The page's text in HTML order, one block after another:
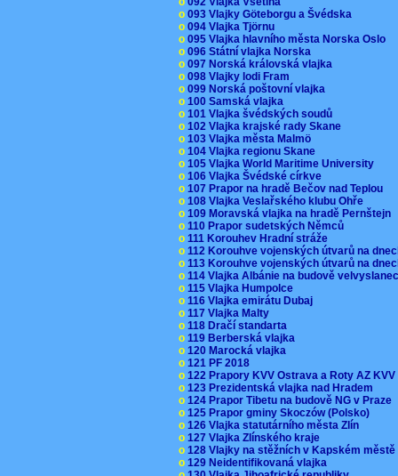
o 093 Vlajky Göteborgu a Švédska
o 094 Vlajka Tjörnu
o 095 Vlajka hlavního města Norska Oslo
o 096 Státní vlajka Norska
o 097 Norská královská vlajka
o 098 Vlajky lodi Fram
o 099 Norská poštovní vlajka
o 100 Samská vlajka
o 101 Vlajka švédských soudů
o 102 Vlajka krajské rady Skane
o 103 Vlajka města Malmö
o 104 Vlajka regionu Skane
o 105 Vlajka World Maritime University
o 106 Vlajka Švédské církve
o 107 Prapor na hradě Bečov nad Teplou
o 108 Vlajka Veslařského klubu Ohře
o 109 Moravská vlajka na hradě Pernštejn
o 110 Prapor sudetských Němců
o 111 Korouhev Hradní stráže
o 112 Korouhve vojenských útvarů na
o 113 Korouhve vojenských útvarů na
o 114 Vlajka Albánie na budově
o 115 Vlajka Humpolce
o 116 Vlajka emirátu Dubaj
o 117 Vlajka Malty
o 118 Dračí standarta
o 119 Berberská vlajka
o 120 Marocká vlajka
o 121 PF 2018
o 122 Prapory KVV Ostrava a Roty AZ
o 123 Prezidentská vlajka nad Hradem
o 124 Prapor Tibetu na budově NG v Praze
o 125 Prapor gminy Skoczów (Polsko)
o 126 Vlajka statutárního města Zlín
o 127 Vlajka Zlínského kraje
o 128 Vlajky na stěžních v Kapském
o 129 Neidentifikovaná vlajka